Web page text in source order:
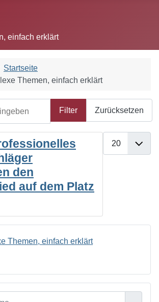
einfach erklärt
Startseite
Themen, einfach erklärt
Filter Zurücksetzen
den
auf dem Platz
Themen, einfach erklärt